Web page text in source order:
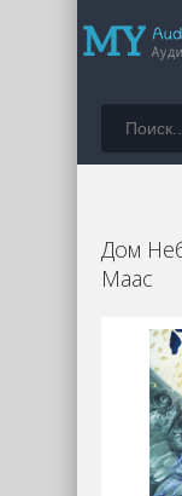
Дом
Маас